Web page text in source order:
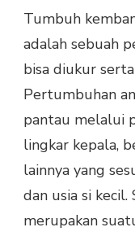
Tumbuh
adalah sebuah
bisa diukur
Pertumbuhan
pantau melalui
lingkar kepala,
lainnya yang
dan usia si
merupakan